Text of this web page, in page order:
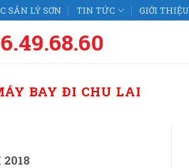
SẢN LÝ SƠN TIN TỨC GIỚI THIỆU
BAY ĐI CHU LAI